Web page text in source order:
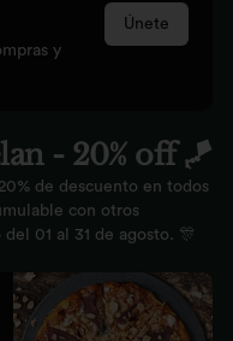
y
Únete
- 20% off 🪁
de descuento en todos
con otros
01 al 31 de agosto. 🎊